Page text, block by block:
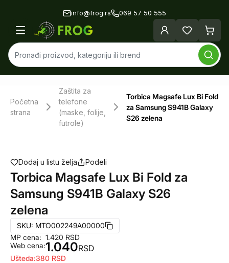
info@frog.rs 069 57 50 555
Početna
strana
Zaštita za
telefone
(maske, folije,
futrole)
Torbica Magsafe Lux Bi Fold
za Samsung S941B Galaxy
S26 zelena
Dodaj u listu želja Podeli
Torbica Magsafe Lux Bi Fold za
Samsung S941B Galaxy S26
zelena
SKU: MTO002249A00000
MP cena:
Web cena:
1.420 RSD
1.040RSD
Ušteda:380 RSD